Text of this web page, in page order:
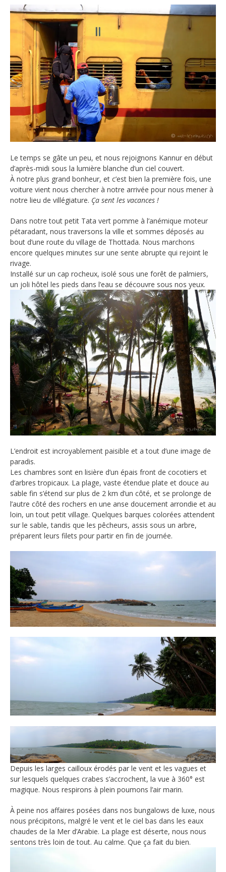
Le temps se gâte un peu, et nous rejoignons Kannur en début
d’après-midi sous la lumière blanche d’un ciel couvert.
À notre plus grand bonheur, et c’est bien la première fois, une
voiture vient nous chercher à notre arrivée pour nous mener à
notre lieu de villégiature. Ça sent les vacances !
Dans notre tout petit Tata vert pomme à l’anémique moteur
pétaradant, nous traversons la ville et sommes déposés au
bout d’une route du village de Thottada. Nous marchons
encore quelques minutes sur une sente abrupte qui rejoint le
rivage.
Installé sur un cap rocheux, isolé sous une forêt de palmiers,
un joli hôtel les pieds dans l’eau se découvre sous nos yeux.
L’endroit est incroyablement paisible et a tout d’une image de
paradis.
Les chambres sont en lisière d’un épais front de cocotiers et
d’arbres tropicaux. La plage, vaste étendue plate et douce au
sable fin s’étend sur plus de 2 km d’un côté, et se prolonge de
l’autre côté des rochers en une anse doucement arrondie et au
loin, un tout petit village. Quelques barques colorées attendent
sur le sable, tandis que les pêcheurs, assis sous un arbre,
préparent leurs filets pour partir en fin de journée.
Depuis les larges cailloux érodés par le vent et les vagues et
sur lesquels quelques crabes s’accrochent, la vue à 360° est
magique. Nous respirons à plein poumons l’air marin.
À peine nos affaires posées dans nos bungalows de luxe, nous
nous précipitons, malgré le vent et le ciel bas dans les eaux
chaudes de la Mer d’Arabie. La plage est déserte, nous nous
sentons très loin de tout. Au calme. Que ça fait du bien.